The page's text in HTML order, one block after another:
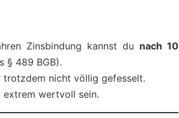
Zinsbindung kannst du nach 10
§ 489 BGB).
nicht völlig gefesselt.
extrem wertvoll sein.